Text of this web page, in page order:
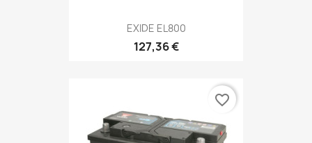
EXIDE EL800
127,36 €
favorite_border